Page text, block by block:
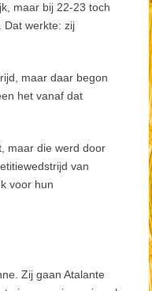
maar bij 22-23 toch
Dat werkte: zij
maar daar begon
het vanaf dat
maar die werd door
van
voor hun
Zij gaan Atalante